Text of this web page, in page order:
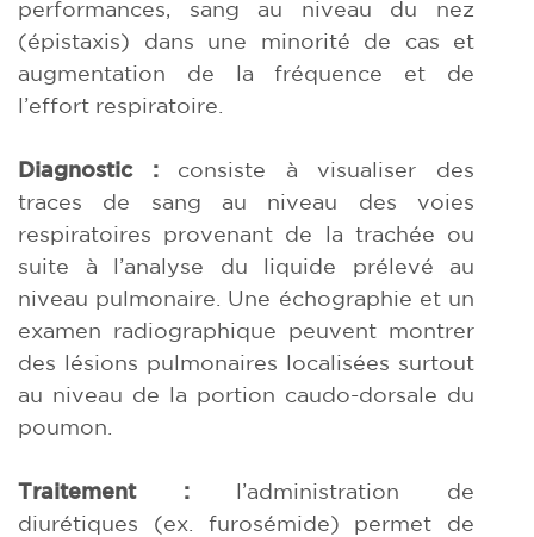
performances, sang au niveau du nez
(épistaxis) dans une minorité de cas et
augmentation de la fréquence et de
l’effort respiratoire.
Diagnostic :consiste à visualiser des
traces de sang au niveau des voies
respiratoires provenant de la trachée ou
suite à l’analyse du liquide prélevé au
niveau pulmonaire. Une échographie et un
examen radiographique peuvent montrer
des lésions pulmonaires localisées surtout
au niveau de la portion caudo-dorsale du
poumon.
Traitement :l’administration de
diurétiques (ex. furosémide) permet de